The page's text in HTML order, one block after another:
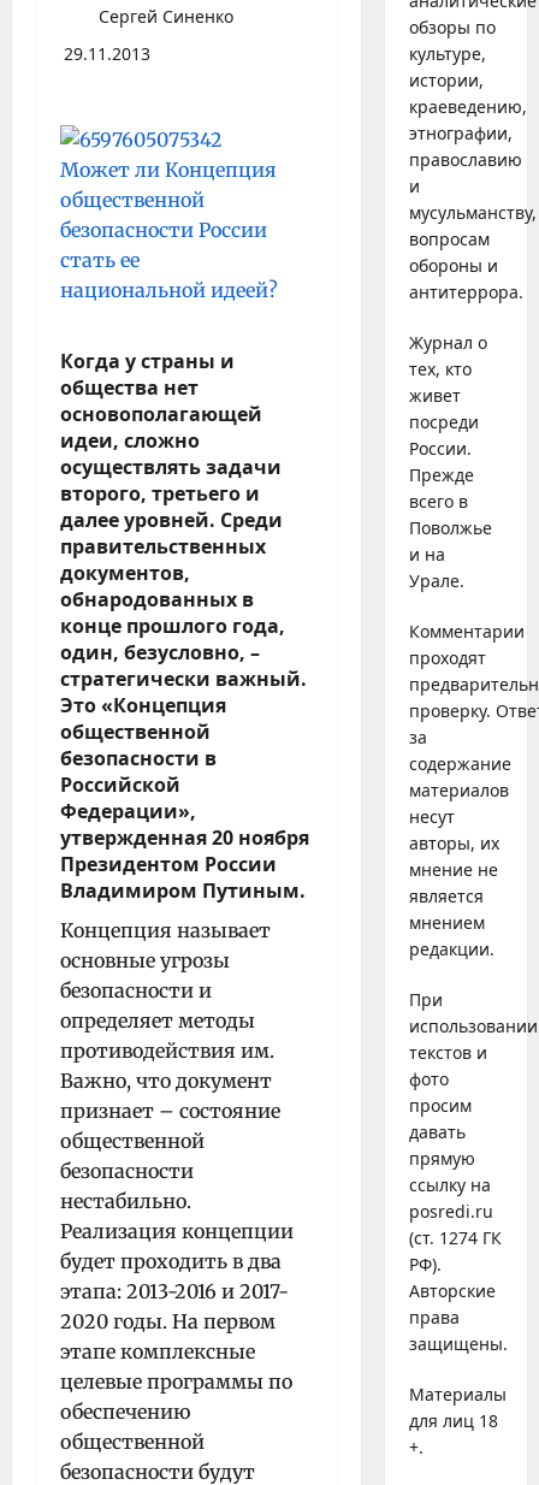
Сергей Синенко
29.11.2013
Когда у страны и
общества нет
основополагающей
идеи, сложно
осуществлять задачи
второго, третьего и
далее уровней. Среди
правительственных
документов,
обнародованных в
конце прошлого года,
один, безусловно, –
стратегически важный.
Это «Концепция
общественной
безопасности в
Российской
Федерации»,
утвержденная20 ноября
Президентом России
Владимиром Путиным.
Концепция называет
основные угрозы
безопасности и
определяет методы
противодействия им.
Важно, что документ
признает – состояние
общественной
безопасности
нестабильно.
Реализация концепции
будет проходить в два
этапа: 2013-2016 и 2017-
2020 годы. На первом
этапе комплексные
целевые программы по
обеспечению
общественной
безопасности будут
обзоры по
культуре,
истории,
краеведению,
этнографии,
православию
и
мусульманству,
вопросам
обороны и
антитеррора.
Журнал о
тех, кто
живет
посреди
России.
Прежде
всего в
Поволжье
и на
Урале.
Комментарии
проходят
проверку.
за
содержание
материалов
несут
авторы, их
мнение не
является
мнением
редакции.
При
использовании
текстов и
фото
просим
давать
прямую
ссылку на
posredi.ru
(ст. 1274 ГК
РФ).
Авторские
права
защищены.
Материалы
для лиц 18
+.